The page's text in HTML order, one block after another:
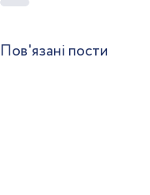
Пов'язані пости